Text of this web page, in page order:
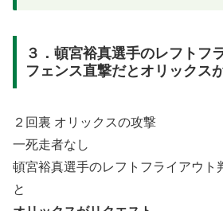
３．頓宮裕真選手のレフトフ
フェンス直撃だとオリックス
２回裏 オリックスの攻撃
一死走者なし
頓宮裕真選手のレフトフライアウト
と